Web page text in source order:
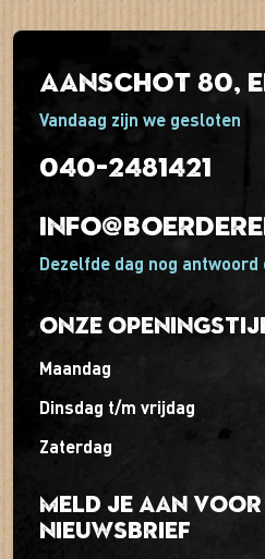
Aanschot 80,
Vandaag zijn we gesloten
040-2481421
Dezelfde dag nog antwoord
Onze
maandag
dinsdag t/m vrijdag
zaterdag
Meld je aan voor
nieuwsbrief